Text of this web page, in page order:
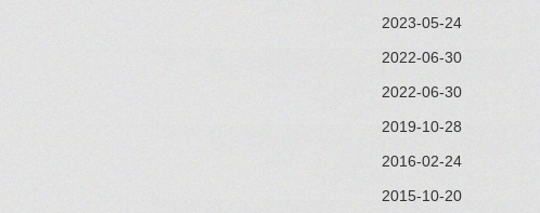
2023-05-24
2022-06-30
2022-06-30
2019-10-28
2016-02-24
2015-10-20